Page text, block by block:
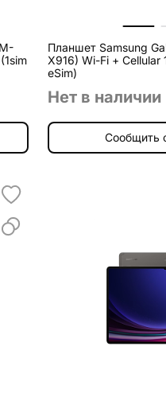
Планшет Samsung
X916) Wi-Fi + Cellular 12/256 ГБ графит (1sim +
eSim)
Нет в наличии
Сообщить